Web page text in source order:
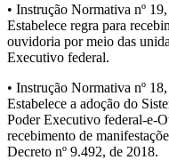
• Instrução Normativa nº
Estabelece regra para
ouvidoria por meio das
Executivo federal.
• Instrução Normativa nº
Estabelece a adoção do
Poder Executivo federal-e-
recebimento de
Decreto nº 9.492, de 2018.